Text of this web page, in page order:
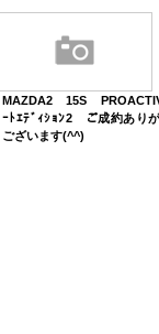
MAZDA2 15S
ｰﾄｴﾃﾞｨｼｮﾝ2 ご成約あり
ございます(^^)